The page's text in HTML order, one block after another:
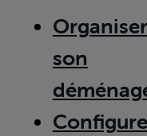
Organiser
son